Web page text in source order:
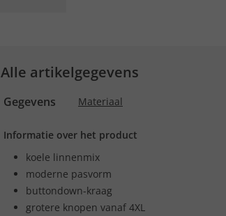
Alle artikelgegevens
Gegevens Materiaal
Informatie over het product
koele linnenmix
moderne pasvorm
buttondown-kraag
grotere knopen vanaf 4XL